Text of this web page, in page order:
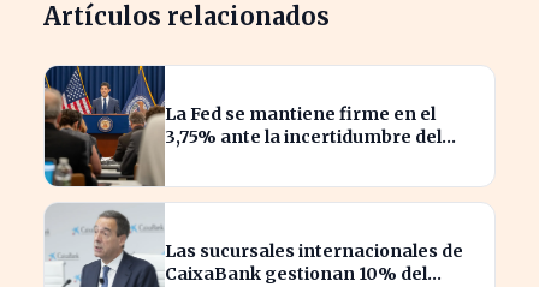
Artículos relacionados
La Fed se mantiene firme en el
3,75% ante la incertidumbre del
Las sucursales internacionales de
CaixaBank gestionan 10% del